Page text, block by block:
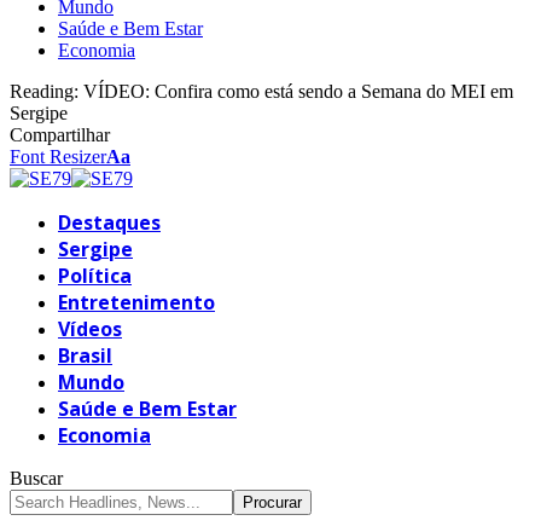
Mundo
Saúde e Bem Estar
Economia
Reading: VÍDEO: Confira como está sendo a Semana do MEI em
Sergipe
Compartilhar
Font ResizerAa
Destaques
Sergipe
Política
Entretenimento
Vídeos
Brasil
Mundo
Saúde e Bem Estar
Economia
Buscar